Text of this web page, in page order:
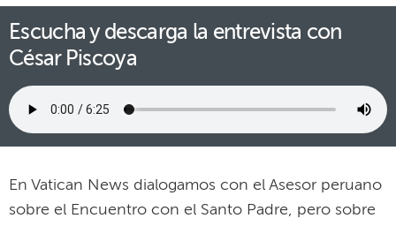
Escucha y descarga la entrevista con
César Piscoya
En Vatican News dialogamos con el Asesor peruano
sobre el Encuentro con el Santo Padre, pero sobre